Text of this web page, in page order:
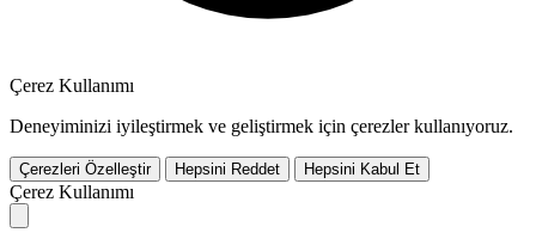
Çerez Kullanımı
Deneyiminizi iyileştirmek ve geliştirmek için çerezler kullanıyoruz.
Çerezleri Özelleştir Hepsini Reddet Hepsini Kabul Et
Çerez Kullanımı